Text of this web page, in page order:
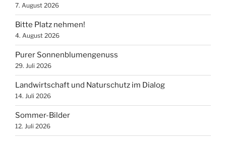
7. August 2026
Bitte Platz nehmen!
4. August 2026
Purer Sonnenblumengenuss
29. Juli 2026
Landwirtschaft und Naturschutz im Dialog
14. Juli 2026
Sommer-Bilder
12. Juli 2026